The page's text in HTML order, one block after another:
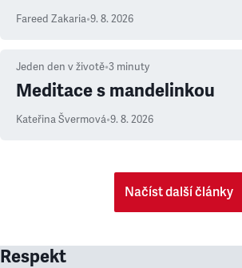
Fareed Zakaria•9. 8. 2026
Jeden den v životě•3 minuty
Meditace s mandelinkou
Kateřina Švermová•9. 8. 2026
Načíst další články
Respekt